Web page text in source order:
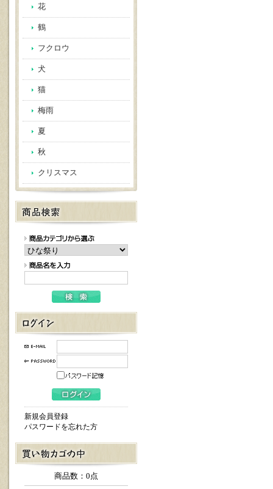
花
鶴
フクロウ
犬
猫
梅雨
夏
秋
クリスマス
新規会員登録
パスワードを忘れた方
商品数：0点